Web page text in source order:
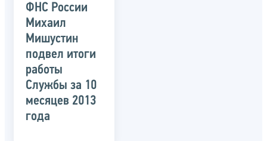
ФНС России
Михаил
Мишустин
подвел итоги
работы
Службы за 10
месяцев 2013
года